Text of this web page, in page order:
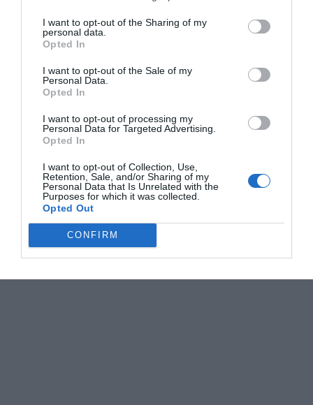
I want to opt-out of the Sharing of my
personal data.
Opted In
I want to opt-out of the Sale of my
Personal Data.
Opted In
I want to opt-out of processing my
Personal Data for Targeted Advertising.
Opted In
I want to opt-out of Collection, Use,
Retention, Sale, and/or Sharing of my
Personal Data that Is Unrelated with the
Purposes for which it was collected.
Opted Out
CONFIRM